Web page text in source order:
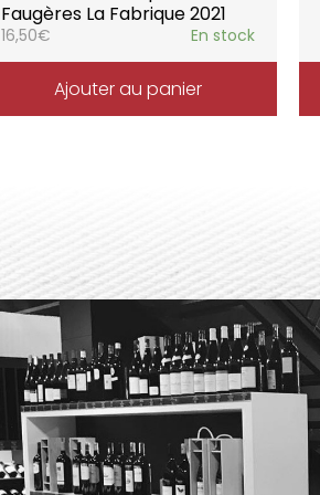
Faugères La Fabrique 2021
16,50€ En stock
Ajouter au panier